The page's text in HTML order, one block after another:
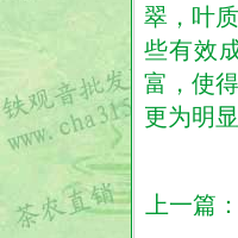
翠，叶
些有效
富，使
更为明显
上一篇：